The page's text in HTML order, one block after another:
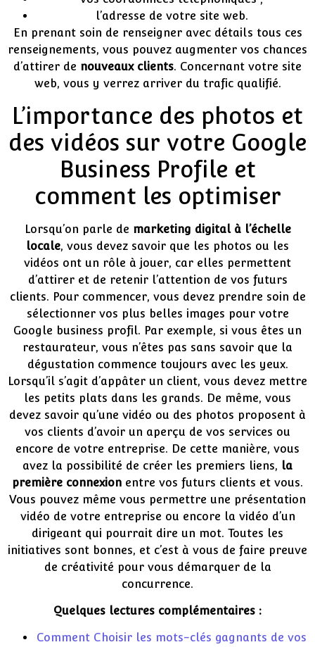
l’adresse de votre site web.
En prenant soin de renseigner avec détails tous ces
renseignements, vous pouvez augmenter vos chances
d’attirer de nouveaux clients. Concernant votre site
web, vous y verrez arriver du trafic qualifié.
L’importance des photos et
des vidéos sur votre Google
Business Profile et
comment les optimiser
Lorsqu’on parle de marketing digital à l’échelle
locale, vous devez savoir que les photos ou les
vidéos ont un rôle à jouer, car elles permettent
d’attirer et de retenir l’attention de vos futurs
clients. Pour commencer, vous devez prendre soin de
sélectionner vos plus belles images pour votre
Google business profil. Par exemple, si vous êtes un
restaurateur, vous n’êtes pas sans savoir que la
dégustation commence toujours avec les yeux.
Lorsqu’il s’agit d’appâter un client, vous devez mettre
les petits plats dans les grands. De même, vous
devez savoir qu’une vidéo ou des photos proposent à
vos clients d’avoir un aperçu de vos services ou
encore de votre entreprise. De cette manière, vous
avez la possibilité de créer les premiers liens, la
première connexion entre vos futurs clients et vous.
Vous pouvez même vous permettre une présentation
vidéo de votre entreprise ou encore la vidéo d’un
dirigeant qui pourrait dire un mot. Toutes les
initiatives sont bonnes, et c’est à vous de faire preuve
de créativité pour vous démarquer de la
concurrence.
Quelques lectures complémentaires :
Comment Choisir les mots-clés gagnants de vos